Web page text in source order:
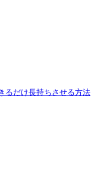
るだけ長持ちさせる方法